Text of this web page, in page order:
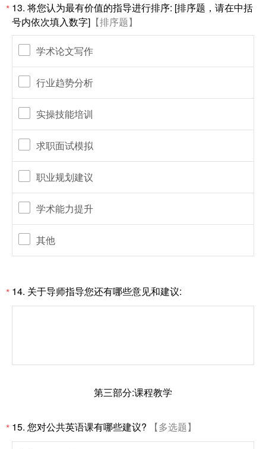
* 13. 将您认为最有价值的指导进行排序: [排序题，请在中括
号内依次填入数字] 【排序题】
学术论文写作
行业趋势分析
实操技能培训
求职面试模拟
职业规划建议
学术能力提升
其他
* 14. 关于导师指导您还有哪些意见和建议:
第三部分:课程教学
* 15. 您对公共英语课有哪些建议? 【多选题】